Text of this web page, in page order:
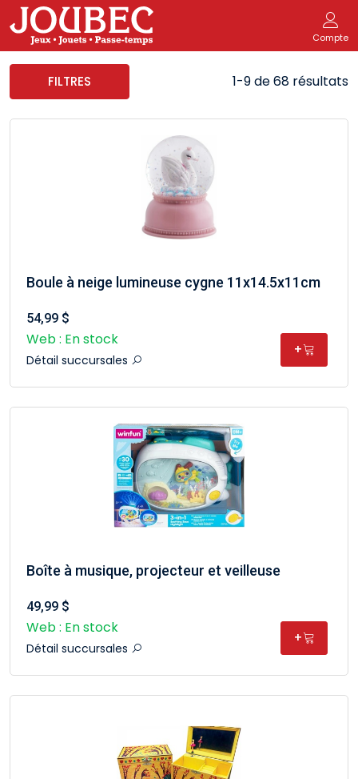
Compte
FILTRES 1-9 de 68 résultats
Boule à neige lumineuse cygne 11x14.5x11cm
54,99 $
Web : En stock
Détail succursales
+
Boîte à musique, projecteur et veilleuse
49,99 $
Web : En stock
Détail succursales
+